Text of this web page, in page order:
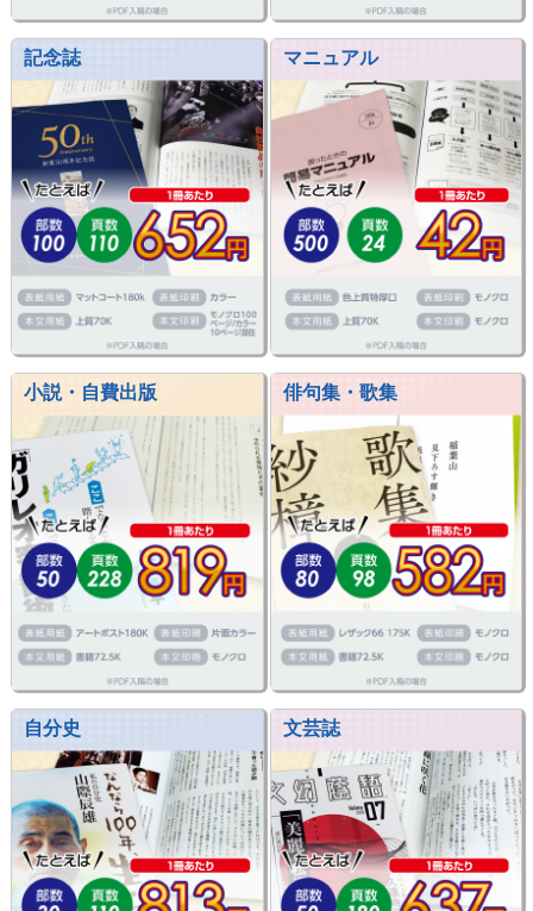
記念誌 マニュアル
小説・自費出版 俳句集・歌集
自分史 文芸誌